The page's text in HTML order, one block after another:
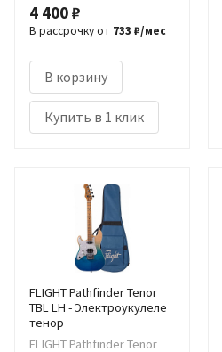
4 400 ₽
В рассрочку от 733 ₽/мес
В корзину
Купить в 1 клик
FLIGHT Pathfinder Tenor
TBL LH - Электроукулеле
тенор
FLIGHT Pathfinder Tenor